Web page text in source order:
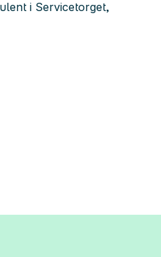
i Servicetorget,